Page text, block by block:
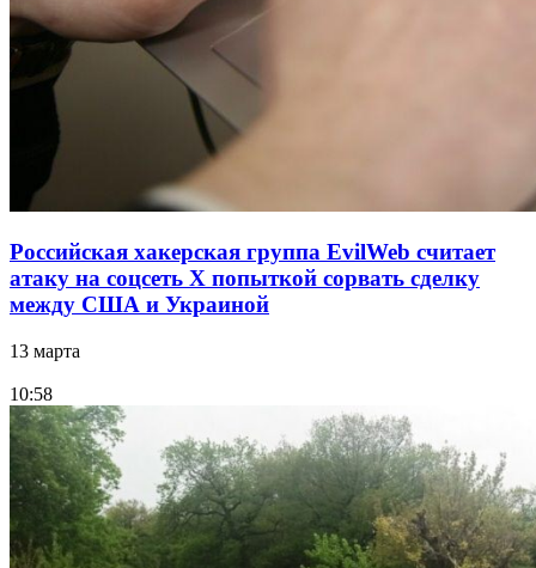
Российская хакерская группа EvilWeb считает
атаку на соцсеть Х попыткой сорвать сделку
между США и Украиной
13 марта
10:58